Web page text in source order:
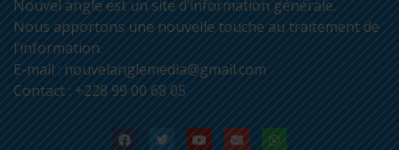
Nouvel angle est un site d’information générale.
Nous apportons une nouvelle touche au traitement de
l’information.
E-mail : nouvelanglemedia@gmail.com
Contact : +228 99 00 68 05